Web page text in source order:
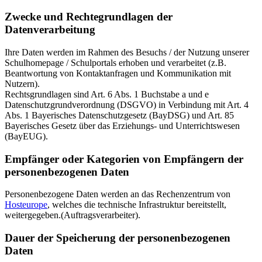
Zwecke und Rechtegrundlagen der
Datenverarbeitung
Ihre Daten werden im Rahmen des Besuchs / der Nutzung unserer
Schulhomepage / Schulportals erhoben und verarbeitet (z.B.
Beantwortung von Kontaktanfragen und Kommunikation mit
Nutzern).
Rechtsgrundlagen sind Art. 6 Abs. 1 Buchstabe a und e
Datenschutzgrundverordnung (DSGVO) in Verbindung mit Art. 4
Abs. 1 Bayerisches Datenschutzgesetz (BayDSG) und Art. 85
Bayerisches Gesetz über das Erziehungs- und Unterrichtswesen
(BayEUG).
Empfänger oder Kategorien von Empfängern der
personenbezogenen Daten
Personenbezogene Daten werden an das Rechenzentrum von
Hosteurope, welches die technische Infrastruktur bereitstellt,
weitergegeben.(Auftragsverarbeiter).
Dauer der Speicherung der personenbezogenen
Daten